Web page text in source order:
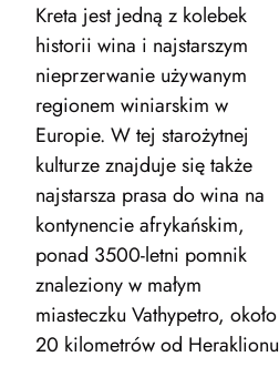
Kreta jest jedną z kolebek
historii wina i najstarszym
nieprzerwanie używanym
regionem winiarskim w
Europie. W tej starożytnej
kulturze znajduje się także
najstarsza prasa do wina na
kontynencie afrykańskim,
ponad 3500-letni pomnik
znaleziony w małym
miasteczku Vathypetro, około
20 kilometrów od Heraklionu